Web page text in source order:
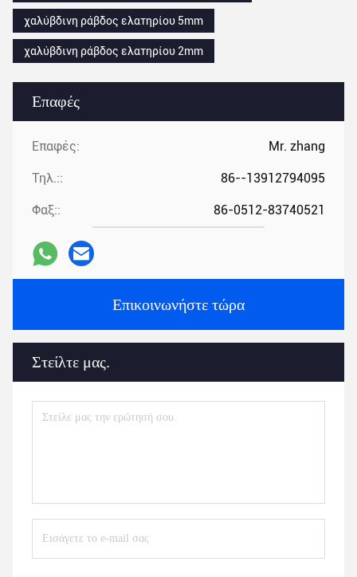
Επαφές
Επαφές: Mr. zhang
Τηλ.:: 86--13912794095
Φαξ:: 86-0512-83740521
Επικοινωνήστε τώρα
Στείλτε μας.
χαλύβδινη ράβδος ελατηρίου 5mm
χαλύβδινη ράβδος ελατηρίου 2mm